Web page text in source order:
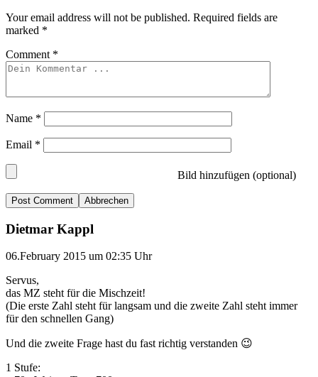
Your email address will not be published. Required fields are
marked *
Comment *
Name *
Email *
Bild hinzufügen (optional)
Abbrechen
Dietmar Kappl
06.February 2015 um 02:35 Uhr
Servus,
das MZ steht für die Mischzeit!
(Die erste Zahl steht für langsam und die zweite Zahl steht immer
für den schnellen Gang)
Und die zweite Frage hast du fast richtig verstanden 😉
1 Stufe: